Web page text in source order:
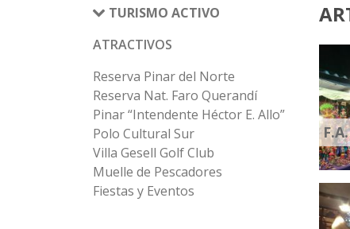
TURISMO ACTIVO
ATRACTIVOS
Reserva Pinar del Norte
Reserva Nat. Faro Querandí
Pinar “Intendente Héctor E. Allo”
Polo Cultural Sur
Villa Gesell Golf Club
Muelle de Pescadores
Fiestas y Eventos